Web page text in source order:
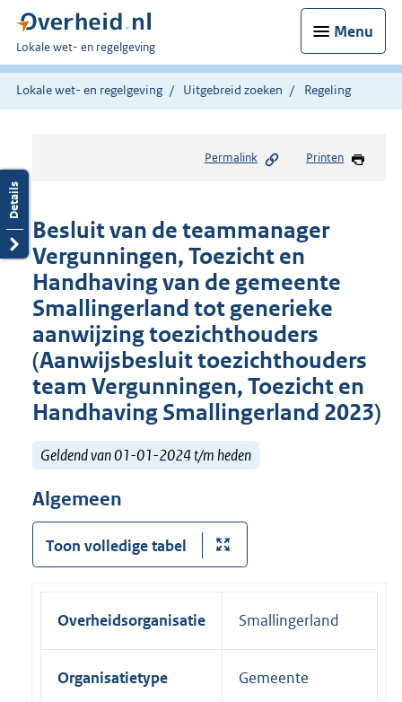
Menu
U
bent
hier:
Lokale wet- en regelgeving
Lokale wet- en regelgeving Uitgebreid zoeken Regeling
Permalink Printen
Besluit van de teammanager
Vergunningen, Toezicht en
Handhaving van de gemeente
Smallingerland tot generieke
aanwijzing toezichthouders
(Aanwijsbesluit toezichthouders
team Vergunningen, Toezicht en
Handhaving Smallingerland 2023)
Geldend van 01-01-2024 t/m heden
Algemeen
Toon volledige tabel
Overheidsorganisatie Smallingerland
Organisatietype Gemeente